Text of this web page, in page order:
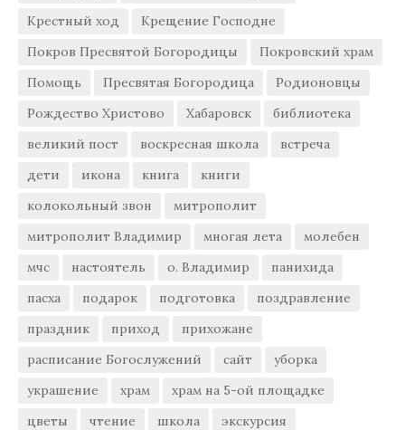
Крестный ход
Крещение Господне
Покров Пресвятой Богородицы
Покровский храм
Помощь
Пресвятая Богородица
Родионовцы
Рождество Христово
Хабаровск
библиотека
великий пост
воскресная школа
встреча
дети
икона книга
книги
колокольный звон
митрополит
митрополит Владимир
многая лета
молебен
мчс
настоятель о. Владимир
панихида
пасха
подарок подготовка
поздравление
праздник
приход
прихожане
расписание Богослужений
сайт
уборка
украшение
храм
храм на 5-ой площадке
цветы
чтение школа экскурсия